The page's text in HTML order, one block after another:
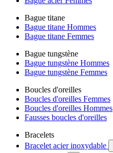
Bague titane
Bague titane Hommes
Bague titane Femmes
Bague tungstène
Bague tungstène Hommes
Bague tungstène Femmes
Boucles d'oreilles
Boucles d'oreilles Femmes
Boucles d'oreilles Hommes
Fausses boucles d'oreilles
Bracelets
Bracelet acier inoxydable